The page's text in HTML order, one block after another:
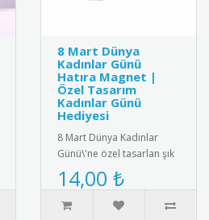
8 Mart Dünya
Kadınlar Günü
Hatıra Magnet |
Özel Tasarım
Kadınlar Günü
Hediyesi
8 Mart Dünya Kadınlar
Günü\'ne özel tasarlan şık
ve anlamlı hatıra magnet.
yüksek kalite manyetik ma..
14,00 ₺